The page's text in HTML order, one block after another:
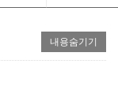
내용숨기기